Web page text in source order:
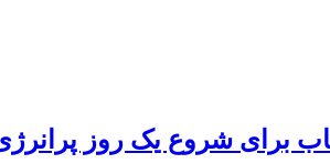
برای شروع یک روز